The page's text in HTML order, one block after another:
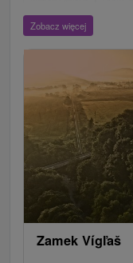
Wieże obserwacyjne i
Escaperoom
Loty widokowe i rejsy
Jeziora, jeziora, zbiorniki
Wodospady
Kościoły
Túry a turistické chodníky
Rafting, rafting, rafting
Pola golfowe
Tory
Szlaki winne
Cyklotrasy
Zobacz więcej
Zamek Vígľaš